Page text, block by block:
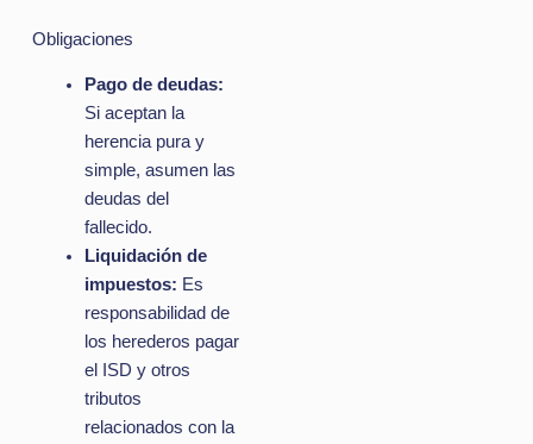
Obligaciones
Pago de deudas:
Si aceptan la
herencia pura y
simple, asumen las
deudas del
fallecido.
Liquidación de
impuestos: Es
responsabilidad de
los herederos pagar
el ISD y otros
tributos
relacionados con la